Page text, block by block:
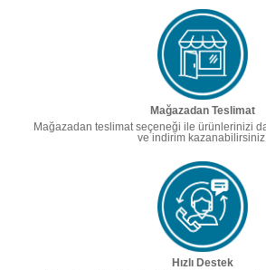
Mağazadan Teslimat
Mağazadan teslimat seçeneği ile ürünlerinizi
ve indirim kazanabilirsiniz.
Hızlı Destek